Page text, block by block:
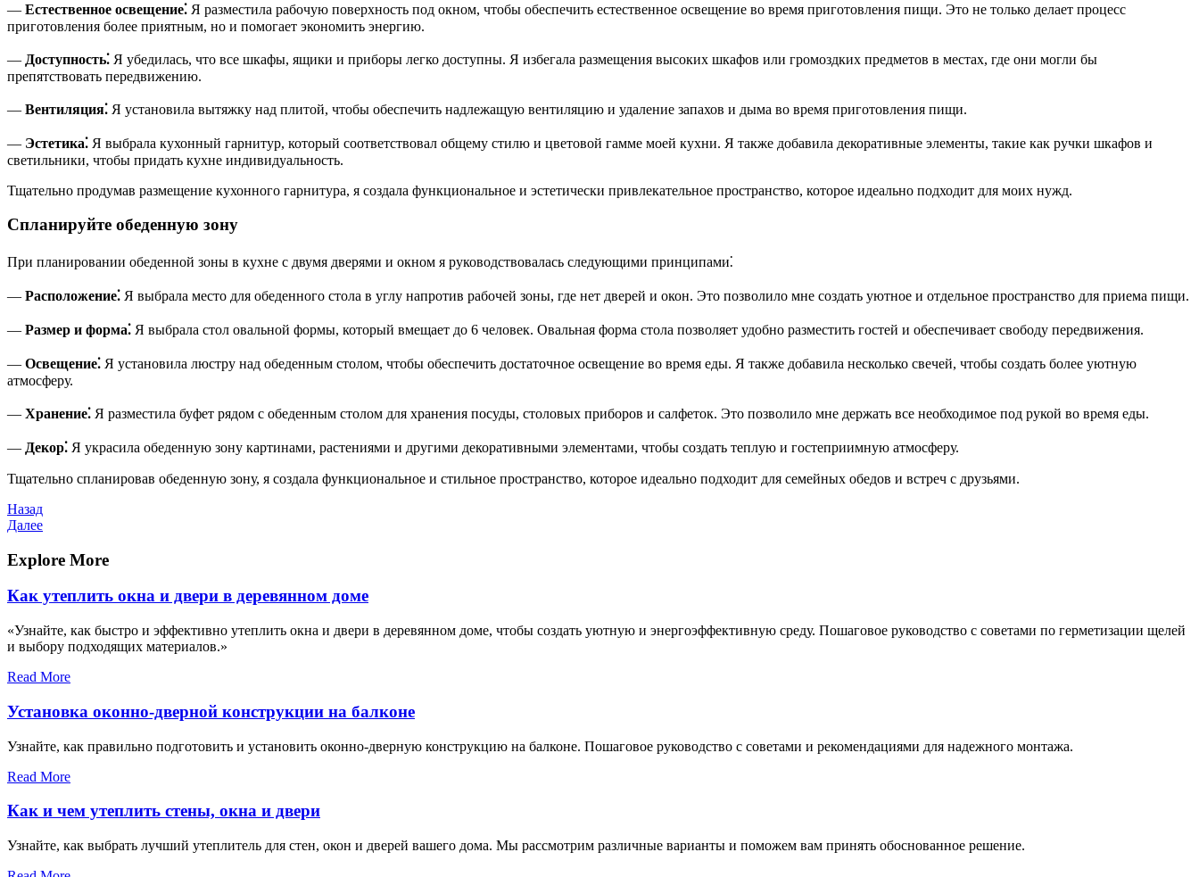
— Естественное освещение⁚ Я разместила рабочую поверхность под окном, чтобы обеспечить естественное освещение во время приготовления пищи. Это не только делает процесс
приготовления более приятным, но и помогает экономить энергию.
— Доступность⁚ Я убедилась, что все шкафы, ящики и приборы легко доступны. Я избегала размещения высоких шкафов или громоздких предметов в местах, где они могли бы
препятствовать передвижению.
— Вентиляция⁚ Я установила вытяжку над плитой, чтобы обеспечить надлежащую вентиляцию и удаление запахов и дыма во время приготовления пищи.
— Эстетика⁚ Я выбрала кухонный гарнитур, который соответствовал общему стилю и цветовой гамме моей кухни. Я также добавила декоративные элементы, такие как ручки шкафов и
светильники, чтобы придать кухне индивидуальность.
Тщательно продумав размещение кухонного гарнитура, я создала функциональное и эстетически привлекательное пространство, которое идеально подходит для моих нужд.
Спланируйте обеденную зону
При планировании обеденной зоны в кухне с двумя дверями и окном я руководствовалась следующими принципами⁚
— Расположение⁚ Я выбрала место для обеденного стола в углу напротив рабочей зоны, где нет дверей и окон. Это позволило мне создать уютное и отдельное пространство для приема пищи.
— Размер и форма⁚ Я выбрала стол овальной формы, который вмещает до 6 человек. Овальная форма стола позволяет удобно разместить гостей и обеспечивает свободу передвижения.
— Освещение⁚ Я установила люстру над обеденным столом, чтобы обеспечить достаточное освещение во время еды. Я также добавила несколько свечей, чтобы создать более уютную
атмосферу.
— Хранение⁚ Я разместила буфет рядом с обеденным столом для хранения посуды, столовых приборов и салфеток. Это позволило мне держать все необходимое под рукой во время еды.
— Декор⁚ Я украсила обеденную зону картинами, растениями и другими декоративными элементами, чтобы создать теплую и гостеприимную атмосферу.
Тщательно спланировав обеденную зону, я создала функциональное и стильное пространство, которое идеально подходит для семейных обедов и встреч с друзьями.
Навигация
по
записям
Предыдущая
запись
Назад
Следующая
Далее
Explore More
Как утеплить окна и двери в деревянном доме
«Узнайте, как быстро и эффективно утеплить окна и двери в деревянном доме, чтобы создать уютную и энергоэффективную среду. Пошаговое руководство с советами по герметизации щелей
и выбору подходящих материалов.»
Read More
Установка оконно-дверной конструкции на балконе
Узнайте, как правильно подготовить и установить оконно-дверную конструкцию на балконе. Пошаговое руководство с советами и рекомендациями для надежного монтажа.
Read More
Как и чем утеплить стены, окна и двери
Узнайте, как выбрать лучший утеплитель для стен, окон и дверей вашего дома. Мы рассмотрим различные варианты и поможем вам принять обоснованное решение.